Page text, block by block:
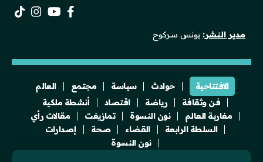
مدير النشر: يونس سركوح
الافتتاحية حوادث سياسة مجتمع
العالم
فن وثقافة
رياضة اقتصاد
أنشطة ملكية
مغاربة العالم
نون النسوة تمازيغت
مقالات رأي
السلطة الرابعة
القضاء صحة
إصدارات
نون النسوة